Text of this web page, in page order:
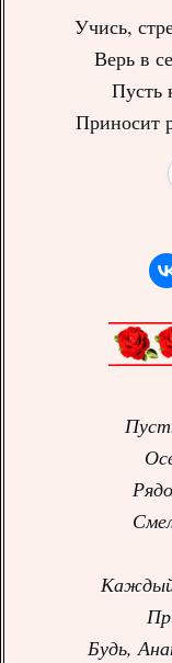
Учись,
Верь в
Пусть
Приносит
Каждый
Будь,